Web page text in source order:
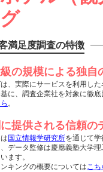
満足度調査の特徴
の規模による独自
、実際にサービスを利用し
に、調査企業社を対象に徹
。
提供される信頼の
国立情報学研究所を通じて
データ監修は慶應義塾大学理
ます。
キングの概要についてはこち